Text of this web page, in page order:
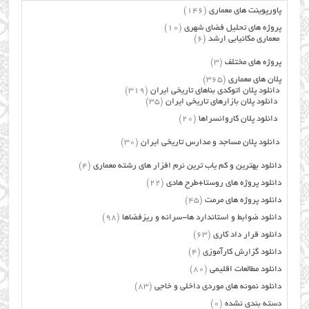
پاورپوینت های معماری (146)
پروژه های تحلیل فضای شهری (10)
معماری مکانیابی ارشد (6)
پروژه های مختلف (3)
پلان های معماری (365)
دانلود پلان اتوکدی بناهای تاریخی ایران (319)
دانلود پلان بازارهای تاریخی ایران (35)
دانلود پلان کاروانسراها (20)
دانلود پلان مساجد و مدارس تاریخی ایران (30)
دانلود بهترین و کم یاب ترین نرم افزار های رشته معماری (4)
دانلود پروژه های روستا+طرح هادی (22)
دانلود پروژه های مرمت (45)
دانلود ضوابط و استاندارد ها-سرانه و ریزفضاها (98)
دانلود قرار داد کاری (63)
دانلود گزارش کارآموزی (4)
دانلود مطالعات اقلیمی (80)
دانلود نمونه های موردی داخلی و خاجی (83)
دسته بندی نشده (0)